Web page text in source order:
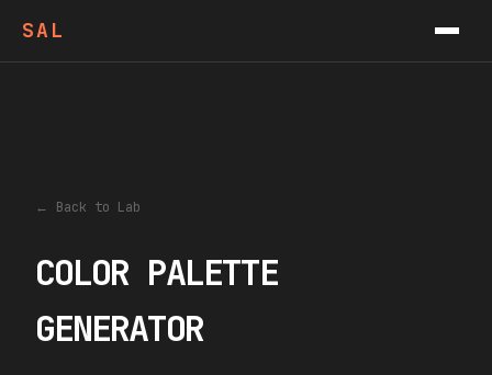
SAL
PODCAST
← Back to Lab
COLOR PALETTE
GENERATOR